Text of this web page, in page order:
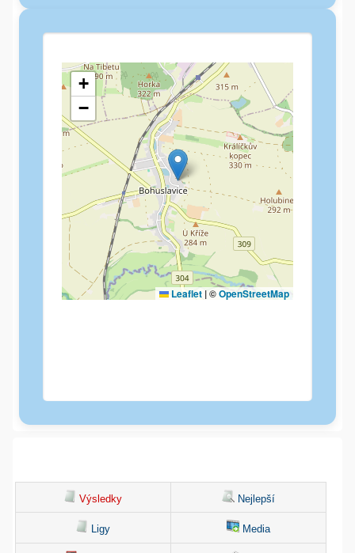
Výsledky Nejlepší
Ligy Media